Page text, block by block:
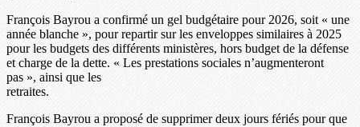
François Bayrou a confirmé un gel budgétaire pour 2026, soit « une
année blanche », pour repartir sur les enveloppes similaires à 2025
pour les budgets des différents ministères, hors budget de la défense
et charge de la dette. « Les prestations sociales n’augmenteront
pas », ainsi que les
retraites.
François Bayrou a proposé de supprimer deux jours fériés pour que